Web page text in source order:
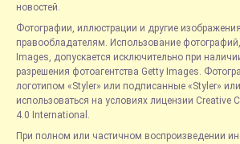
новостей.
Фотографии, иллюстрации и другие
правообладателям. Использование
Images, допускается исключительно при
разрешения фотоагентства Getty Images.
логотипом «Styler» или подписанные «Styler»
использоваться на условиях лицензии Creative
4.0 International.
При полном или частичном воспроизведении